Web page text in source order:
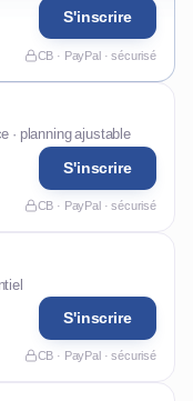
S'inscrire
CB · PayPal · sécurisé
· planning ajustable
S'inscrire
CB · PayPal · sécurisé
S'inscrire
CB · PayPal · sécurisé